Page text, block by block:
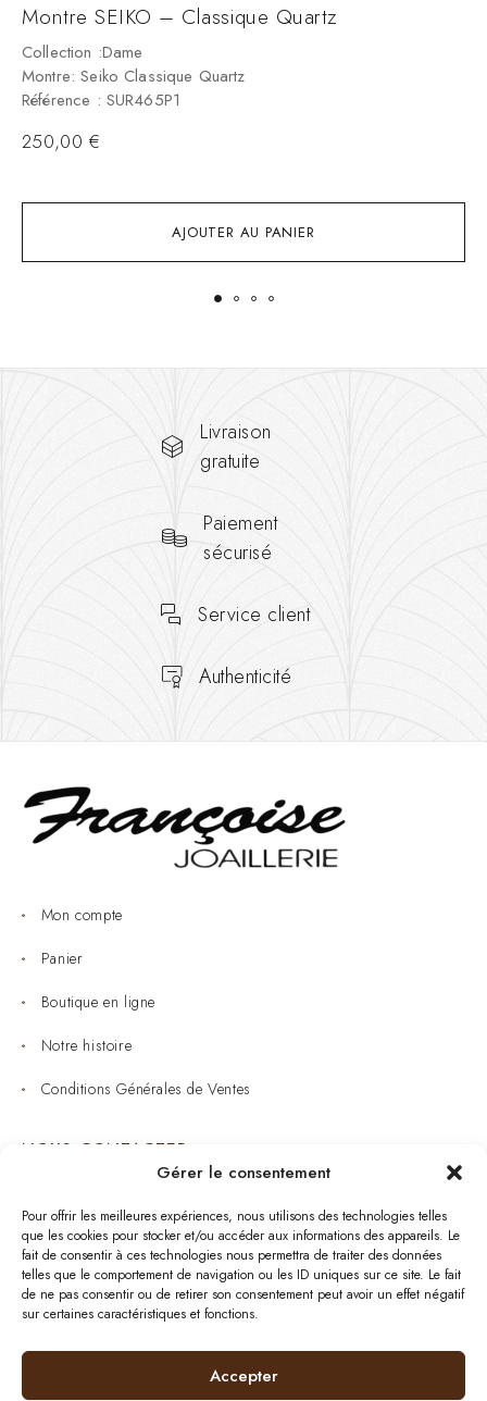
Gérer le consentement
Pour offrir les meilleures expériences, nous utilisons des technologies telles
que les cookies pour stocker et/ou accéder aux informations des appareils. Le
fait de consentir à ces technologies nous permettra de traiter des données
telles que le comportement de navigation ou les ID uniques sur ce site. Le fait
de ne pas consentir ou de retirer son consentement peut avoir un effet négatif
sur certaines caractéristiques et fonctions.
Accepter
AJOUTER AU PANIER
Montre SEIKO – Classique Quartz
Collection :Dame
Montre: Seiko Classique Quartz
Référence : SUR465P1
250,00 €
Livraison
gratuite
Paiement
sécurisé
Service client
Authenticité
Mon compte
Panier
Boutique en ligne
Notre histoire
Conditions Générales de Ventes
NOUS CONTACTER
Bijouterie : 05 53 53 64 11
Mardi au Samedi: 09:00 - 19:00
bijouterie.lavergne@orange.fr